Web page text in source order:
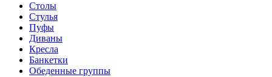
Столы
Стулья
Пуфы
Диваны
Кресла
Банкетки
Обеденные группы